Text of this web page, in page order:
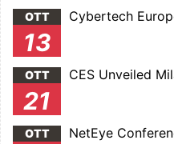
OTT
13
Cybertech
OTT
21
CES Unveiled
OTT NetEye